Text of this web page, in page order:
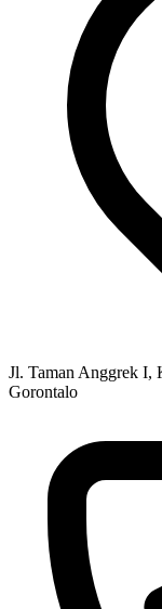
Jl. Taman Anggrek I,
Gorontalo